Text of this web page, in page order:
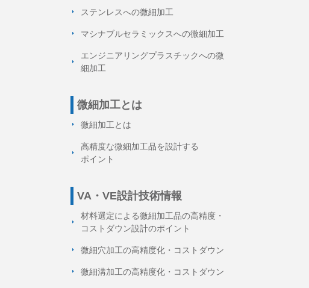
ステンレスへの微細加工
マシナブルセラミックスへの微細加工
エンジニアリングプラスチックへの微
細加工
微細加工とは
微細加工とは
高精度な微細加工品を設計する
ポイント
VA・VE設計技術情報
材料選定による微細加工品の高精度・
コストダウン設計のポイント
微細穴加工の高精度化・コストダウン
微細溝加工の高精度化・コストダウン